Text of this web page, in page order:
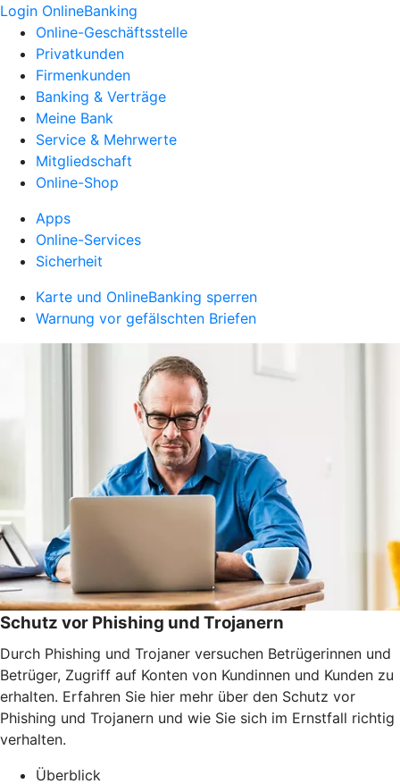
Login OnlineBanking
Online-Geschäftsstelle
Privatkunden
Firmenkunden
Banking & Verträge
Meine Bank
Service & Mehrwerte
Mitgliedschaft
Online-Shop
Apps
Online-Services
Sicherheit
Karte und OnlineBanking sperren
Warnung vor gefälschten Briefen
Schutz vor Phishing und Trojanern
Durch Phishing und Trojaner versuchen Betrügerinnen und
Betrüger, Zugriff auf Konten von Kundinnen und Kunden zu
erhalten. Erfahren Sie hier mehr über den Schutz vor
Phishing und Trojanern und wie Sie sich im Ernstfall richtig
verhalten.
Überblick